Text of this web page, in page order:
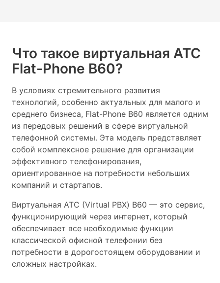
Что такое виртуальная АТС
Flat-Phone B60?
В условиях стремительного развития
технологий, особенно актуальных для малого и
среднего бизнеса, Flat-Phone B60 является одним
из передовых решений в сфере виртуальной
телефонной системы. Эта модель представляет
собой комплексное решение для организации
эффективного телефонирования,
ориентированное на потребности небольших
компаний и стартапов.
Виртуальная АТС (Virtual PBX) B60 — это сервис,
функционирующий через интернет, который
обеспечивает все необходимые функции
классической офисной телефонии без
потребности в дорогостоящем оборудовании и
сложных настройках.